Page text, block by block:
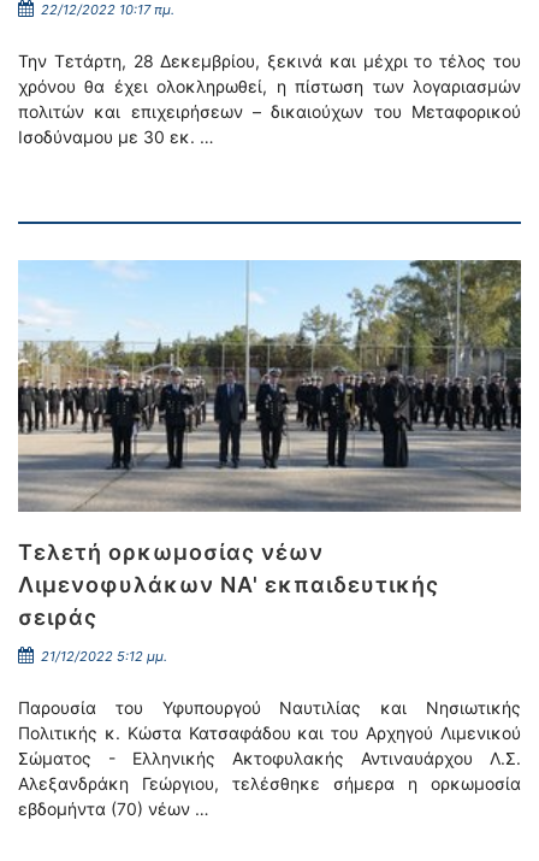
22/12/2022 10:17 πμ.
Την Τετάρτη, 28 Δεκεμβρίου, ξεκινά και μέχρι το τέλος του
χρόνου θα έχει ολοκληρωθεί, η πίστωση των λογαριασμών
πολιτών και επιχειρήσεων – δικαιούχων του Μεταφορικού
Ισοδύναμου με 30 εκ. …
Τελετή ορκωμοσίας νέων
Λιμενοφυλάκων ΝΑ' εκπαιδευτικής
σειράς
21/12/2022 5:12 μμ.
Παρουσία του Υφυπουργού Ναυτιλίας και Νησιωτικής
Πολιτικής κ. Κώστα Κατσαφάδου και του Αρχηγού Λιμενικού
Σώματος - Ελληνικής Ακτοφυλακής Αντιναυάρχου Λ.Σ.
Αλεξανδράκη Γεώργιου, τελέσθηκε σήμερα η ορκωμοσία
εβδομήντα (70) νέων …